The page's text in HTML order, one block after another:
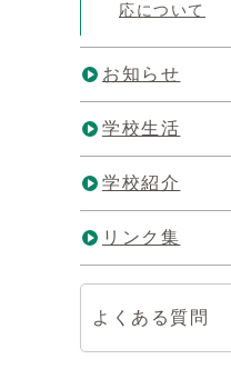
応について
お知らせ
学校生活
学校紹介
リンク集
よくある質問